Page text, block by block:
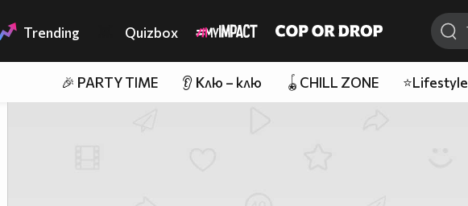
Trending Quizbox
🎉 PARTY TIME 👂 Клю – клю 🪀CHILL ZONE ⭐Lifestyle